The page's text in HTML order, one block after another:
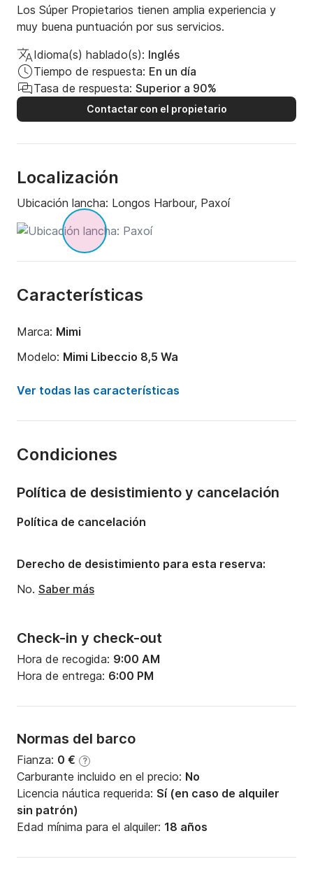
Los Súper Propietarios tienen amplia experiencia y
muy buena puntuación por sus servicios.
Idioma(s) hablado(s): Inglés
Tiempo de respuesta: En un día
Tasa de respuesta: Superior a 90%
Contactar con el propietario
Localización
Ubicación lancha: Longos Harbour, Paxoí
Características
Marca: Mimi
Modelo: Mimi Libeccio 8,5 Wa
226CV
Capacidad a bordo:
Ver todas las características
Condiciones
Check-in y check-out
Hora de recogida: 9:00 AM
Hora de entrega: 6:00 PM
Normas del barco
Fianza: 0 € ?
Carburante incluido en el precio: No
Licencia náutica requerida: Sí (en caso de alquiler
sin patrón)
Edad mínima para el alquiler: 18 años
Política de desistimiento y cancelación
Política de cancelación
Derecho de desistimiento para esta reserva:
No. Saber más